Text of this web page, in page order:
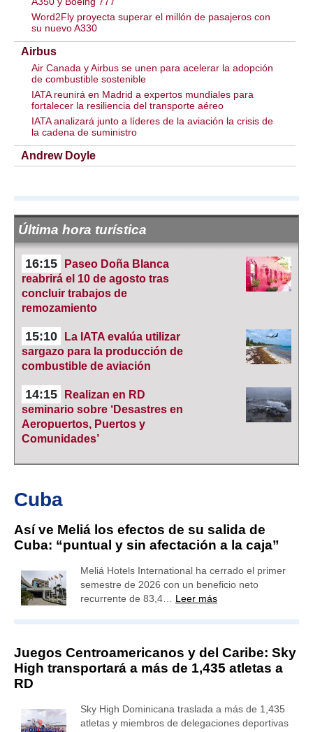
Word2Fly proyecta superar el millón de pasajeros con
su nuevo A330
Airbus
Air Canada y Airbus se unen para acelerar la adopción
de combustible sostenible
IATA reunirá en Madrid a expertos mundiales para
fortalecer la resiliencia del transporte aéreo
IATA analizará junto a líderes de la aviación la crisis de
la cadena de suministro
Andrew Doyle
Última hora turística
16:15
Paseo Doña Blanca
reabrirá el 10 de agosto tras
concluir trabajos de
remozamiento
15:10
La IATA evalúa utilizar
sargazo para la producción de
combustible de aviación
14:15
Realizan en RD
seminario sobre ‘Desastres en
Aeropuertos, Puertos y
Comunidades’
Cuba
Así ve Meliá los efectos de su salida de
Cuba: “puntual y sin afectación a la caja”
Meliá Hotels International ha cerrado el primer
semestre de 2026 con un beneficio neto
recurrente de 83,4… Leer más
Juegos Centroamericanos y del Caribe: Sky
High transportará a más de 1,435 atletas a
RD
Sky High Dominicana traslada a más de 1,435
atletas y miembros de delegaciones deportivas